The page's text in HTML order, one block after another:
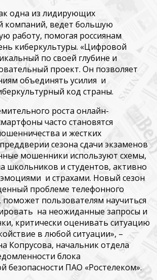
одна из лидирующих
компаний, ведет большую
работу, помогая россиянам
киберкультуры. «Цифровой
по своей глубине и
проект. Он позволяет
объединять усилия и
код страны.
роста онлайн-
часто становятся
и жестких
сезона сдачи экзаменов
мошенники используют схемы,
школьников и студентов, активно
и страхами. Новый сезон
проблеме телефонного
пользователям научиться
на неожиданные запросы и
критически оценивать ситуацию
в любой ситуации», –
Копрусова, начальник отдела
блока
безопасности ПАО «Ростелеком».